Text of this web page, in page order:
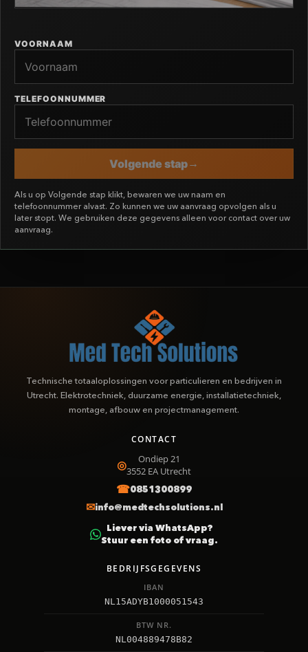
VOORNAAM
TELEFOONNUMMER
Volgende stap
Als u op Volgende stap klikt, bewaren we uw naam en
telefoonnummer alvast. Zo kunnen we uw aanvraag opvolgen als u
later stopt. We gebruiken deze gegevens alleen voor contact over uw
aanvraag.
Technische totaaloplossingen voor particulieren en bedrijven in
Utrecht. Elektrotechniek, duurzame energie, installatietechniek,
montage, afbouw en projectmanagement.
CONTACT
Ondiep 21
3552 EA Utrecht
0851300899
info@medtechsolutions.nl
Liever via WhatsApp?
Stuur een foto of vraag.
BEDRIJFSGEGEVENS
IBAN
NL15ADYB1000051543
BTW NR.
NL004889478B82